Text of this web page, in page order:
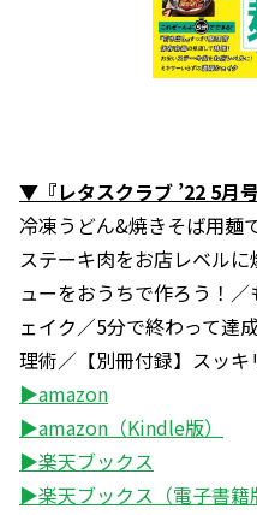
▼『レタスクラブ ’22 5月
冷凍うどん&焼きそば用麺
ステーキ肉をお店レベル
ューをおうちで作ろう！
ェイク／5分で終わって達
理術／【別冊付録】スッ
▶amazon
▶amazon（Kindle版）
▶楽天ブックス
▶楽天ブックス（電子書籍